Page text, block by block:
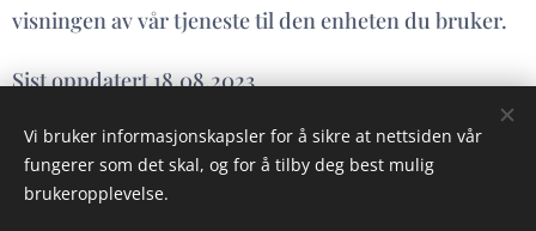
visningen av vår tjeneste til den enheten du bruker.
Sist oppdatert 18.08.2023
Vi bruker informasjonskapsler for å sikre at nettsiden vår
fungerer som det skal, og for å tilby deg best mulig
brukeropplevelse.